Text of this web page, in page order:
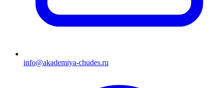
info@akademiya-chudes.ru